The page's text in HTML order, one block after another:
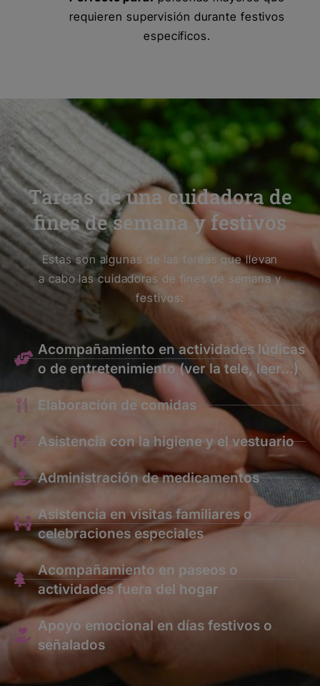
requieren supervisión durante festivos
específicos.
Tareas de una cuidadora de
fines de semana y festivos
Estas son algunas de las tareas que llevan
a cabo las cuidadoras de fines de semana y
festivos:
Acompañamiento en actividades lúdicas
o de entretenimiento (ver la tele, leer…)
Elaboración de comidas
Asistencia con la higiene y el vestuario
Administración de medicamentos
Asistencia en visitas familiares o
celebraciones especiales
Acompañamiento en paseos o
actividades fuera del hogar
Apoyo emocional en días festivos o
señalados